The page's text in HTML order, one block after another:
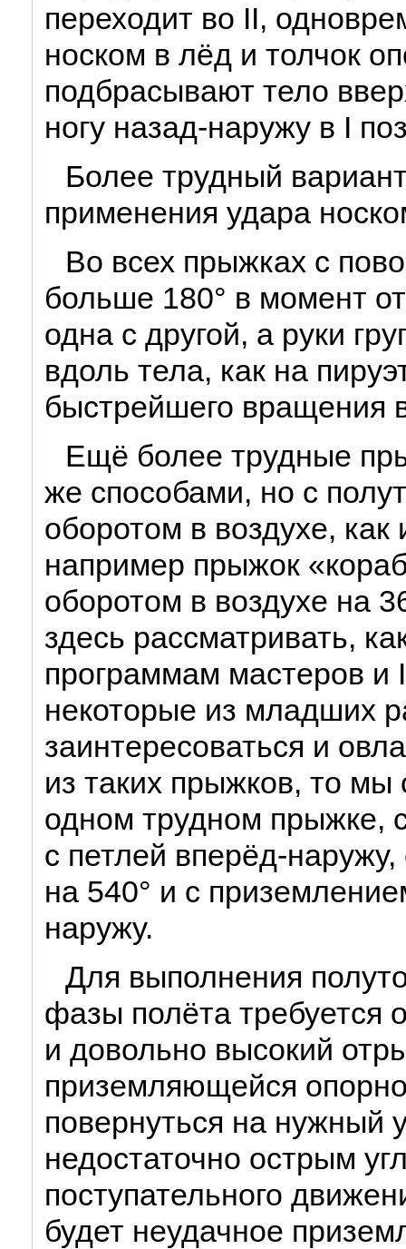
переходит во II,
носком в лёд и толчок
подбрасывают тело
ногу назад-наружу в I
Более трудный
применения удара
Во всех прыжках с
больше 180° в момент
одна с другой, а руки
вдоль тела, как на
быстрейшего вращения
Ещё более трудные
же способами, но с
оборотом в воздухе, как
например прыжок
оборотом в воздухе на
здесь рассматривать,
программам мастеров и
некоторые из младших
заинтересоваться и
из таких прыжков, то
одном трудном прыжке,
с петлей вперёд-
на 540° и с
наружу.
Для выполнения
фазы полёта требуется
и довольно высокий
приземляющейся
повернуться на нужный
недостаточно острым
поступательного
будет неудачное